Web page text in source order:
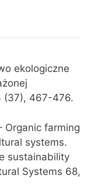
ekologiczne
(37), 467-476.
Organic farming
systems.
sustainability
Systems 68,